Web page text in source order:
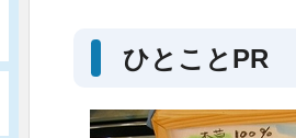
ひとことPR